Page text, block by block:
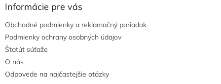
Informácie pre vás
Obchodné podmienky a reklamačný poriadok
Podmienky ochrany osobných údajov
Štatút súťaže
O nás
Odpovede na najčastejšie otázky